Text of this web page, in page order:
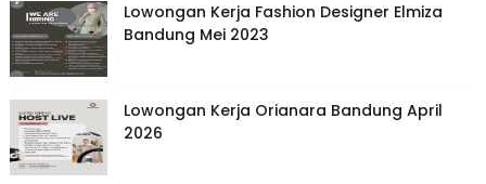
Lowongan Kerja Fashion Designer Elmiza
Bandung Mei 2023
Lowongan Kerja Orianara Bandung April
2026